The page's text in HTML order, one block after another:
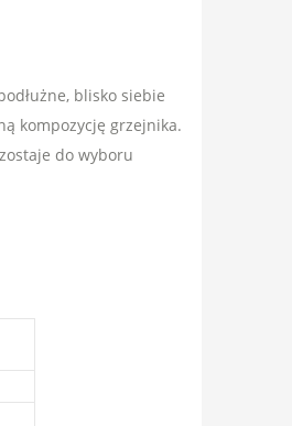
blisko siebie
kompozycję grzejnika.
do wyboru